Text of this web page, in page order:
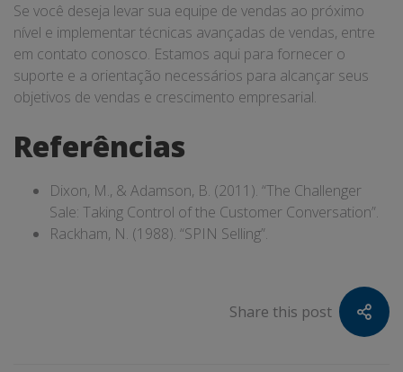
Se você deseja levar sua equipe de vendas ao próximo
nível e implementar técnicas avançadas de vendas, entre
em contato conosco. Estamos aqui para fornecer o
suporte e a orientação necessários para alcançar seus
objetivos de vendas e crescimento empresarial.
Referências
Dixon, M., & Adamson, B. (2011). “The Challenger
Sale: Taking Control of the Customer Conversation”.
Rackham, N. (1988). “SPIN Selling”.
Share this post